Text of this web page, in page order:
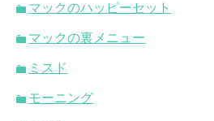
マックのハッピーセット
マックの裏メニュー
ミスド
モーニング